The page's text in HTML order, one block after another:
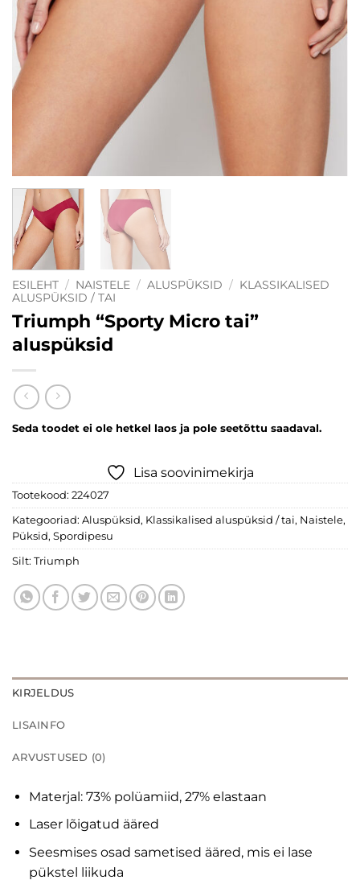
ESILEHT / NAISTELE / ALUSPÜKSID / KLASSIKALISED
ALUSPÜKSID / TAI
Triumph “Sporty Micro tai”
aluspüksid
Seda toodet ei ole hetkel laos ja pole seetõttu saadaval.
Lisa soovinimekirja
Tootekood: 224027
Kategooriad: Aluspüksid, Klassikalised aluspüksid / tai, Naistele,
Püksid, Spordipesu
Silt: Triumph
KIRJELDUS
LISAINFO
ARVUSTUSED (0)
Materjal: 73% polüamiid, 27% elastaan
Laser lõigatud ääred
Seesmises osad sametised ääred, mis ei lase
pükstel liikuda